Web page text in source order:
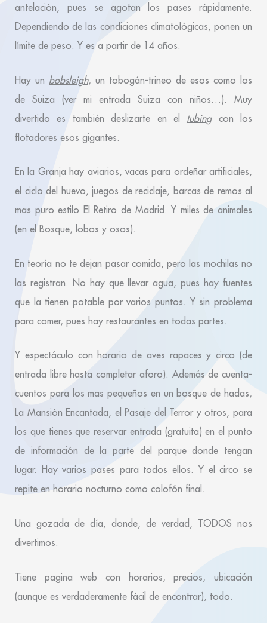
antelación, pues se agotan los pases rápidamente.
Dependiendo de las condiciones climatológicas, ponen un
límite de peso. Y es a partir de 14 años.
Hay un bobsleigh, un tobogán-trineo de esos como los
de Suiza (ver mi entrada Suiza con niños…). Muy
divertido es también deslizarte en el tubingcon los
flotadores esos gigantes.
En la Granja hay aviarios, vacas para ordeñar artificiales,
el ciclo del huevo, juegos de reciclaje, barcas de remos al
mas puro estilo El Retiro de Madrid. Y miles de animales
(en el Bosque, lobos y osos).
En teoría no te dejan pasar comida, pero las mochilas no
las registran. No hay que llevar agua, pues hay fuentes
que la tienen potable por varios puntos. Y sin problema
para comer, pues hay restaurantes en todas partes.
Y espectáculo con horario de aves rapaces y circo (de
entrada libre hasta completar aforo). Además de cuenta-
cuentos para los mas pequeños en un bosque de hadas,
La Mansión Encantada, el Pasaje del Terror y otros, para
los que tienes que reservar entrada (gratuita) en el punto
de información de la parte del parque donde tengan
lugar. Hay varios pases para todos ellos. Y el circo se
repite en horario nocturno como colofón final.
Una gozada de día, donde, de verdad, TODOS nos
divertimos.
Tiene pagina web con horarios, precios, ubicación
(aunque es verdaderamente fácil de encontrar), todo.